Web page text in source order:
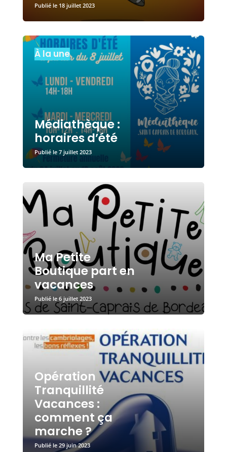
18 juillet 2023
À la une
Médiathèque :
horaires d’été
7 juillet 2023
Ma Petite
Boutique part en
vacances
6 juillet 2023
Opération
Tranquillité
Vacances :
comment ça
marche ?
29 juin 2023